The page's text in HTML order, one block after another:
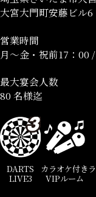
大宮大門町安藤ビル6
営業時間
月～金・祝前17：00
最大宴会人数
80 名様迄
DARTS
LIVE3
カラオケ付き
VIPルーム